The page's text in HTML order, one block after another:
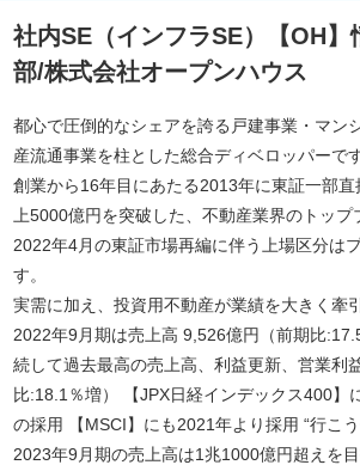
社内SE（インフラSE）【OH】
部/株式会社オープンハウス
都心で圧倒的なシェアを誇る戸建事業・マン
産流通事業を柱とした総合ディベロッパーです
創業から16年目にあたる2013年に東証一部
上5000億円を突破した、不動産業界のトップ
2022年4月の東証市場再編に伴う上場区分は
す。
実需に加え、投資用不動産が業績を大きく牽
2022年9月期は売上高 9,526億円（前期比
続して過去最高の売上高、利益更新、営業利
比:18.1％増） 【JPX日経インデックス400】
の採用 【MSCI】にも2021年より採用 “行こ
2023年9月期の売上高は1兆1000億円超えを目